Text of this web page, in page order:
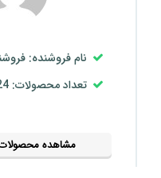
نام فروشنده:
تعداد محصولات: 24
مشاهده